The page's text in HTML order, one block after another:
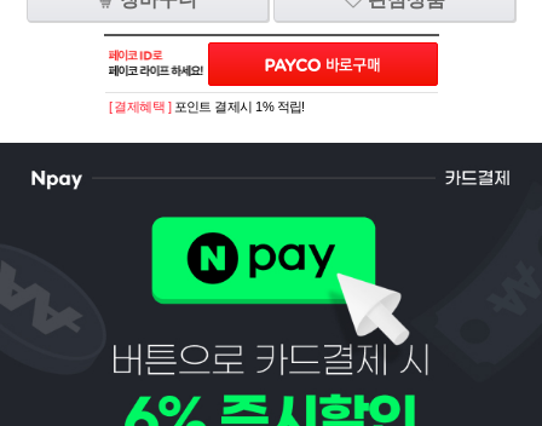
[ 결제혜택 ] 포인트 결제시 1% 적립!